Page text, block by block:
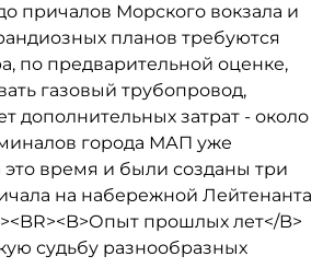
причалов Морского вокзала и
планов требуются
по предварительной оценке,
газовый трубопровод,
дополнительных затрат - около
города МАП уже
это время и были созданы три
на набережной Лейтенанта
прошлых лет</B>
судьбу разнообразных